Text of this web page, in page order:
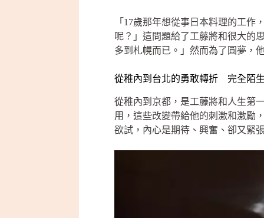
「17歲那年想從事日本料理的工
呢？」這問題給了工藤將和很大的
多到札幌而已。」然而為了圓夢，
從稚內到台北的勇敢轉折 完全陌
從稚內到京都，是工藤將和人生第
用，這些改變帶給他的刺激和激勵
欲試，內心是期待、興奮、卻又緊